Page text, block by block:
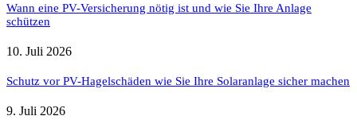
Wann eine PV-Versicherung nötig ist und wie Sie Ihre Anlage
schützen
10. Juli 2026
Schutz vor PV-Hagelschäden wie Sie Ihre Solaranlage sicher machen
9. Juli 2026